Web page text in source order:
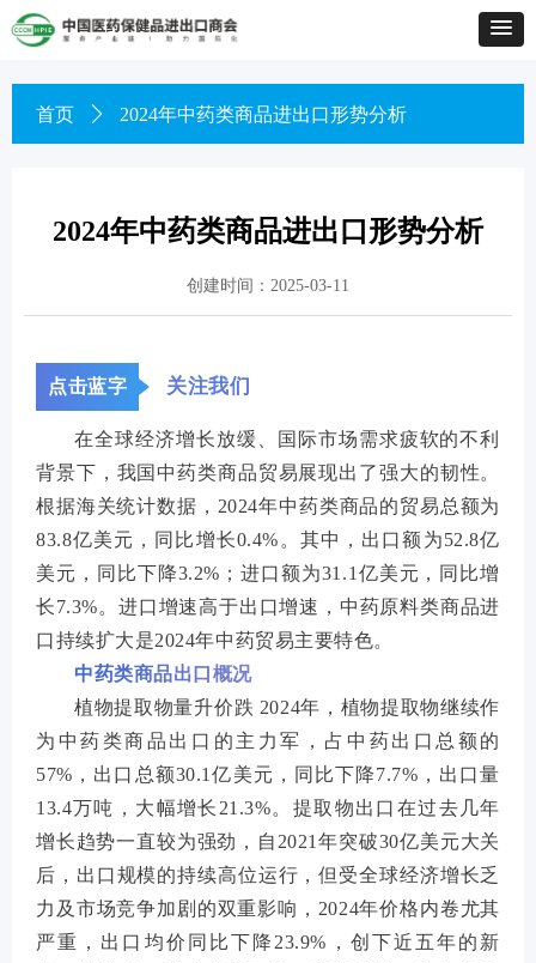
首页 ꄲ 2024年中药类商品进出口形势分析
2024年中药类商品进出口形势分析
创建时间： 2025-03-11
点击蓝字 关注我们
在全球经济增长放缓、国际市场需求疲软的不利
背景下，我国中药类商品贸易展现出了强大的韧性。
根据海关统计数据，2024年中药类商品的贸易总额为
83.8亿美元，同比增长0.4%。其中，出口额为52.8亿
美元，同比下降3.2%；进口额为31.1亿美元，同比增
长7.3%。进口增速高于出口增速，中药原料类商品进
口持续扩大是2024年中药贸易主要特色。
中药类商品出口概况
植物提取物量升价跌 2024年，植物提取物继续作
为中药类商品出口的主力军，占中药出口总额的
57%，出口总额30.1亿美元，同比下降7.7%，出口量
13.4万吨，大幅增长21.3%。提取物出口在过去几年
增长趋势一直较为强劲，自2021年突破30亿美元大关
后，出口规模的持续高位运行，但受全球经济增长乏
力及市场竞争加剧的双重影响，2024年价格内卷尤其
严重，出口均价同比下降23.9%，创下近五年的新